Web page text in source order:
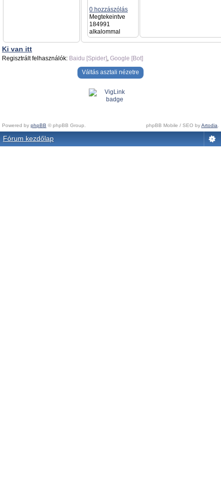
0 hozzászólás
Megtekeintve
184991
alkalommal
Ki van itt
Regisztrált felhasználók: Baidu [Spider], Google [Bot]
Váltás asztali nézetre
Powered by phpBB © phpBB Group. phpBB Mobile / SEO byArtodia.
Fórum kezdőlap